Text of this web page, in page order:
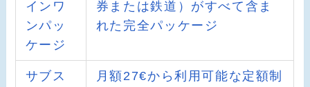
インワ
ンパッ
ケージ
券または鉄道）がすべて含ま
れた完全パッケージ
サブス
月額27€から利用可能な定額制